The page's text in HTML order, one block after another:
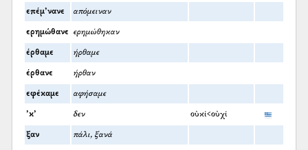
επέμ’νανε απόμειναν
ερημώθανε ερημώθηκαν
έρθαμε ήρθαμε
έρθανε ήρθαν
εφέκαμε αφήσαμε
’κ’ δεν οὐκί<οὐχί
ξαν πάλι, ξανά